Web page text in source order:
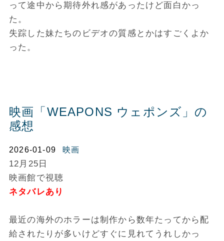
って途中から期待外れ感があったけど面白かっ
た。
失踪した妹たちのビデオの質感とかはすごくよか
った。
映画「WEAPONS ウェポンズ」の
感想
2026-01-09 映画
12月25日
映画館で視聴
ネタバレあり
最近の海外のホラーは制作から数年たってから配
給されたりが多いけどすぐに見れてうれしかっ